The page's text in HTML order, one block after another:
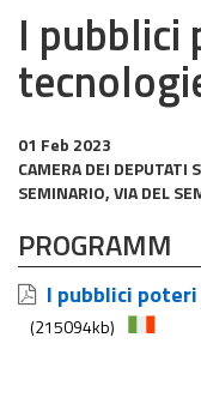
I pubblici
01 Feb 2023
CAMERA DEI DEPUTATI
SEMINARIO, VIA DEL
PROGRAMM
I pubblici
(215094kb)